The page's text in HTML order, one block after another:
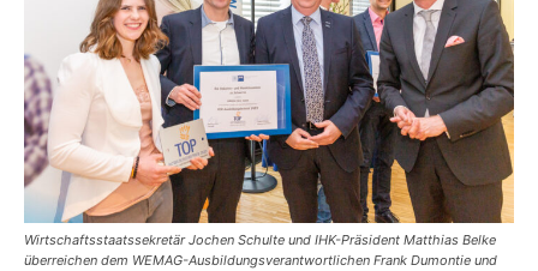
Wirtschaftsstaatssekretär Jochen Schulte und IHK-Präsident Matthias Belke
überreichen dem WEMAG-Ausbildungsverantwortlichen Frank Dumontie und